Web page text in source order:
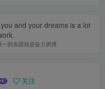
and your dreams is a lot
的东西就是奋力拼搏
关注